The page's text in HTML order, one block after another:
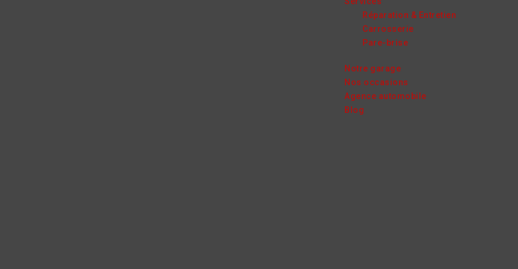
Réparation & Entretien
Carrosserie
Pare-brise
Notre garage
Nos occasions
Agence automobile
Blog